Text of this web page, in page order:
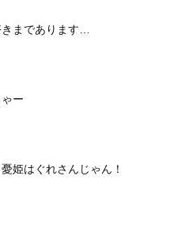
まであります…
ー
姫はぐれさんじゃん！